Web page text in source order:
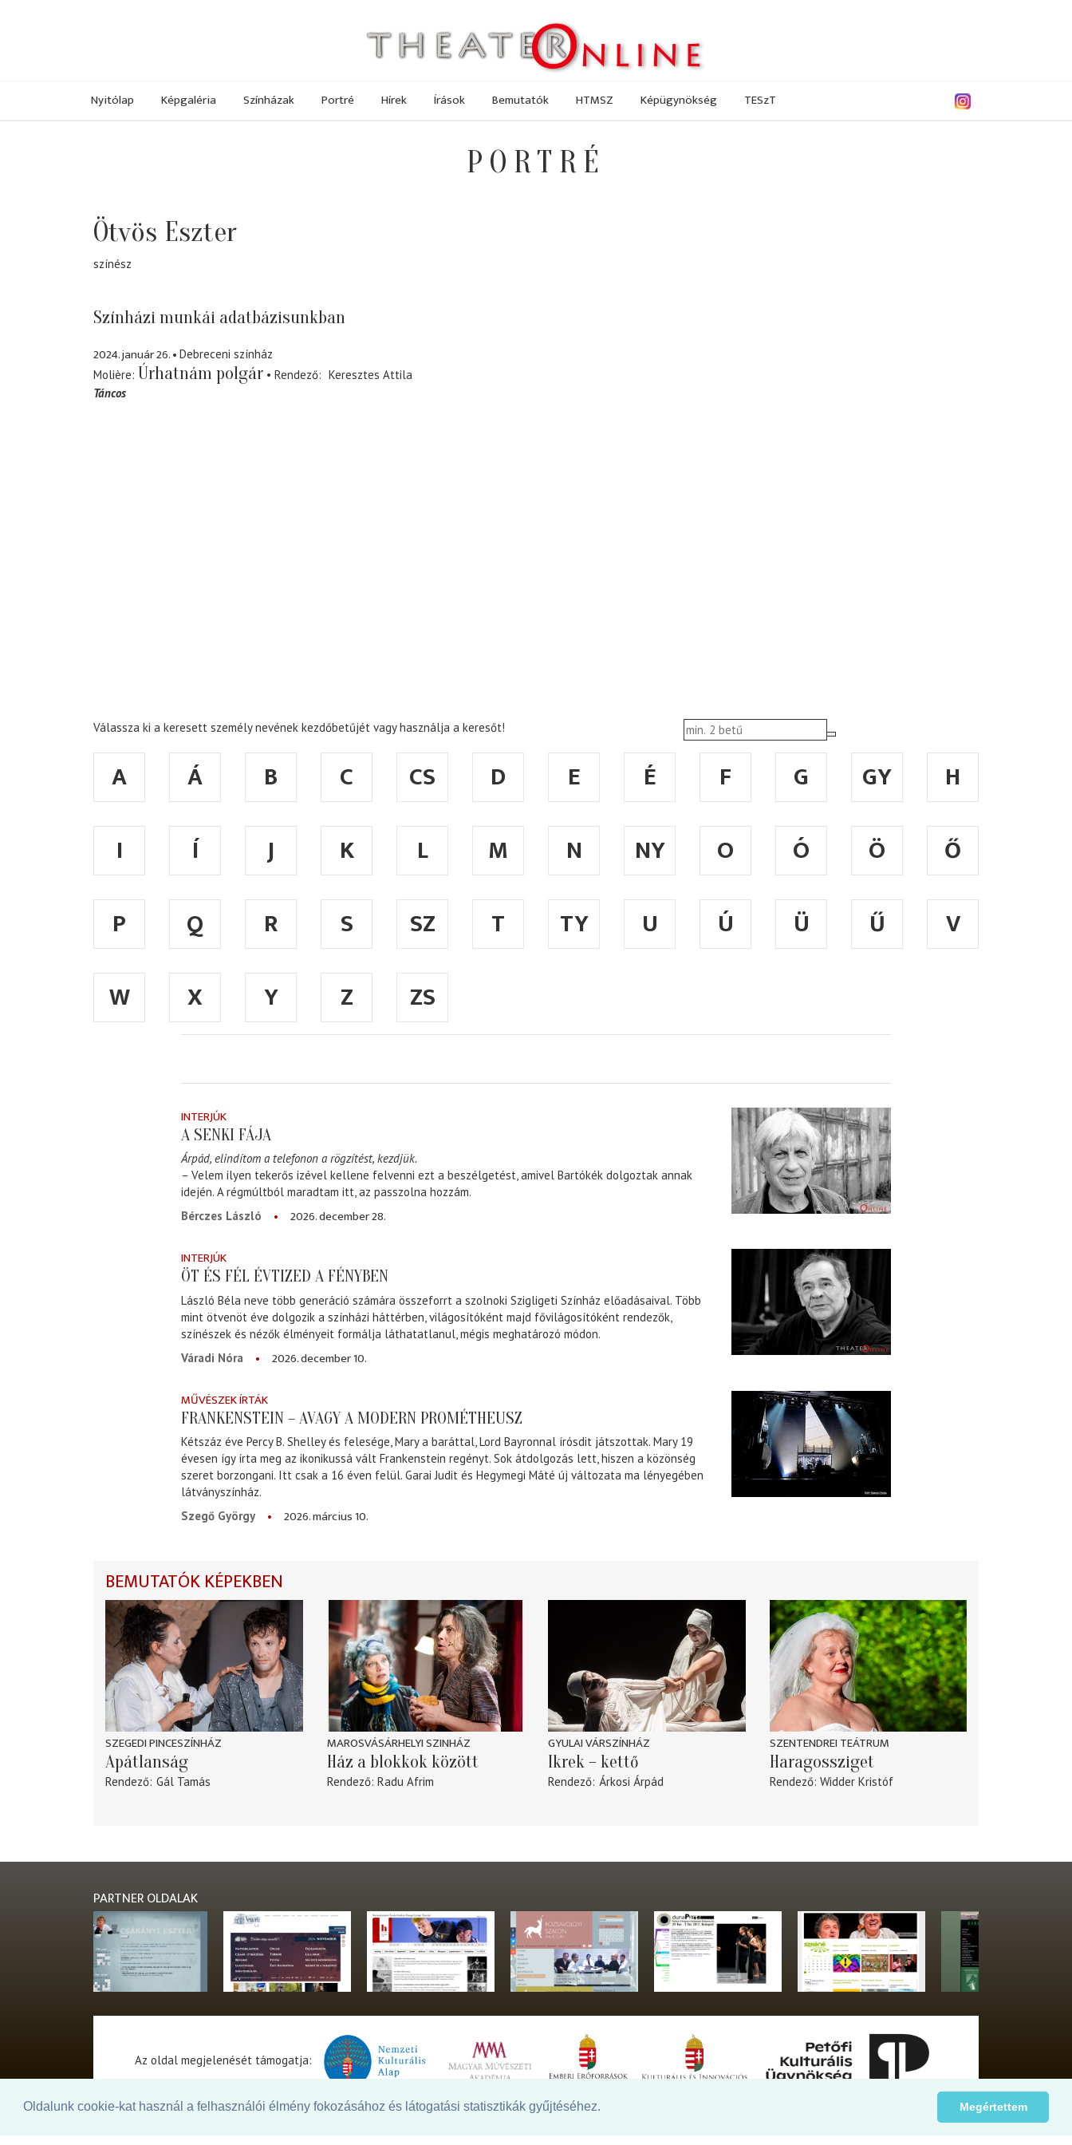
Oldalunk cookie-kat használ a felhasználói élmény fokozásához és látogatási statisztikák gyűjtéséhez. Megértettem
Nyitólap Képgaléria Színházak Portré Hírek Írások Bemutatók HTMSZ Képügynökség TESzT
PORTRÉ
Ötvös Eszter
színész
Színházi munkái adatbázisunkban
2024. január 26.
Debreceni színház
Molière Úrhatnám polgár Rendező
Keresztes Attila
Táncos
Válassza ki a keresett személy nevének kezdőbetűjét vagy használja a keresőt!
A Á B C CS D E É F G GY
H
I
Í J K L M N NY O Ó Ö
Ő
P
Q R S SZ T TY U Ú Ü Ű
V
W
X Y Z ZS
INTERJÚK
A SENKI FÁJA
Árpád, elindítom a telefonon a rögzítést, kezdjük.
– Velem ilyen tekerős izével kellene felvenni ezt a beszélgetést, amivel Bartókék dolgoztak annak
idején. A régmúltból maradtam itt, az passzolna hozzám.
Bérczes László
2026. december 28.
INTERJÚK
ÖT ÉS FÉL ÉVTIZED A FÉNYBEN
László Béla neve több generáció számára összeforrt a szolnoki Szigligeti Színház előadásaival. Több
mint ötvenöt éve dolgozik a színházi háttérben, világosítóként majd fővilágosítóként rendezők,
színészek és nézők élményeit formálja láthatatlanul, mégis meghatározó módon.
Váradi Nóra
2026. december 10.
MŰVÉSZEK ÍRTÁK
FRANKENSTEIN – AVAGY A MODERN PROMÉTHEUSZ
Kétszáz éve Percy B. Shelley és felesége, Mary a baráttal, Lord Bayronnal írósdit játszottak. Mary 19
évesen így írta meg az ikonikussá vált Frankenstein regényt. Sok átdolgozás lett, hiszen a közönség
szeret borzongani. Itt csak a 16 éven felül. Garai Judit és Hegymegi Máté új változata ma lényegében
látványszínház.
Szegő György
2026. március 10.
BEMUTATÓK KÉPEKBEN
SZEGEDI PINCESZÍNHÁZ
Apátlanság
Rendező Gál Tamás
MAROSVÁSÁRHELYI SZINHÁZ
Ház a blokkok között
Rendező Radu Afrim
GYULAI VÁRSZÍNHÁZ
Ikrek – kettő
Rendező Árkosi Árpád
SZENTENDREI TEÁTRUM
Haragossziget
Rendező Widder Kristóf
PARTNER OLDALAK
Az oldal megjelenését támogatja: